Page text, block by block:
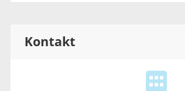
Kontakt